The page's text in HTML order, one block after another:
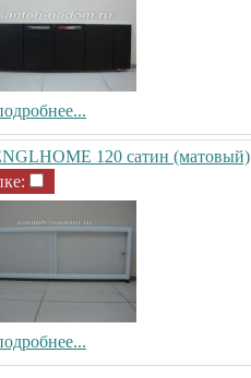
120 сатин (матовый)